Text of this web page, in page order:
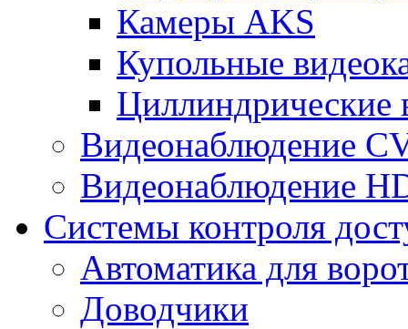
Камеры AKS
Купольные
Циллиндрические
Видеонаблюдение
Видеонаблюдение
Системы контроля
Автоматика для
Доводчики